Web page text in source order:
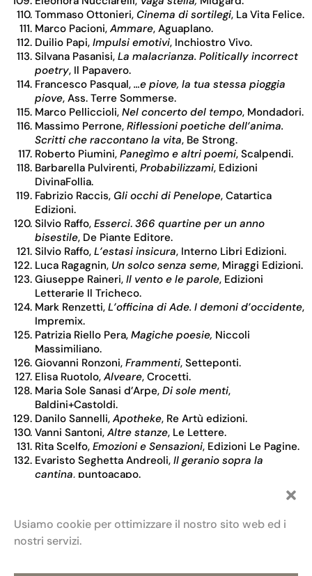
Usiamo cookie per ottimizzare il nostro sito web ed i
nostri servizi.
Tommaso Ottonieri, Cinema di sortilegi, La Vita Felice.
Marco Pacioni, Ammare, Aguaplano.
Duilio Papi, Impulsi emotivi, Inchiostro Vivo.
Silvana Pasanisi, La malacrianza. Politically incorrect
poetry, Il Papavero.
Francesco Pasqual, …e piove, la tua stessa pioggia
piove, Ass. Terre Sommerse.
Marco Pelliccioli, Nel concerto del tempo, Mondadori.
Massimo Perrone, Riflessioni poetiche dell’anima.
Scritti che raccontano la vita, Be Strong.
Roberto Piumini, Panegìmo e altri poemi, Scalpendi.
Barbarella Pulvirenti, Probabilizzami, Edizioni
DivinaFollia.
Fabrizio Raccis, Gli occhi di Penelope, Catartica
Edizioni.
Silvio Raffo, Esserci. 366 quartine per un anno
bisestile, De Piante Editore.
Silvio Raffo, L’estasi insicura, Interno Libri Edizioni.
Luca Ragagnin, Un solco senza seme, Miraggi Edizioni.
Giuseppe Raineri, Il vento e le parole, Edizioni
Letterarie Il Tricheco.
Mark Renzetti, L’officina di Ade. I demoni d’occidente,
Impremix.
Patrizia Riello Pera, Magiche poesie, Niccoli
Massimiliano.
Giovanni Ronzoni, Frammenti, Setteponti.
Elisa Ruotolo, Alveare, Crocetti.
Maria Sole Sanasi d’Arpe, Di sole menti,
Baldini+Castoldi.
Danilo Sannelli, Apotheke, Re Artù edizioni.
Vanni Santoni, Altre stanze, Le Lettere.
Rita Scelfo, Emozioni e Sensazioni, Edizioni Le Pagine.
Evaristo Seghetta Andreoli, Il geranio sopra la
cantina, puntoacapo.
, Interno Poesia.
Alessio Spetale,Tanto rumore per nulla, Porto Seguro.
Angelo Sturiale,
Enrico Testa,L’erba di nessuno, Einaudi.